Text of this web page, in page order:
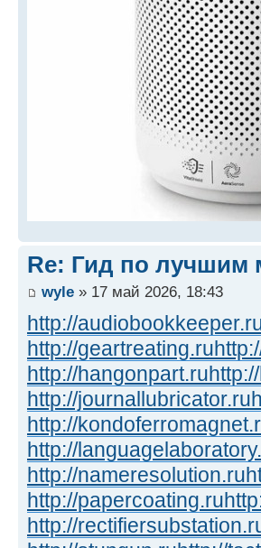
Re: Гид по лучшим
wyle » 17 май 2026, 18:43
http://
http://geartreating.ru
http://hangonpart.ru
http://journallubricator.ru
http://
http://
http://nameresolution.ru
http://papercoating.ru
http://